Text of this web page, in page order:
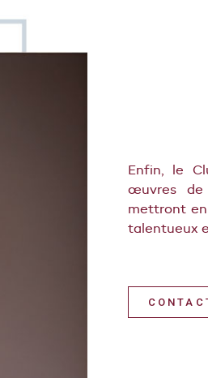
Enfin, le
œuvres de
mettront en
talentueux